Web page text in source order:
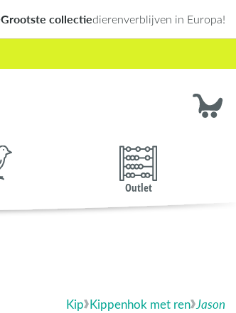
Grootste collectiedierenverblijven in Europa!
Outlet
Kip Kippenhok met ren Jason